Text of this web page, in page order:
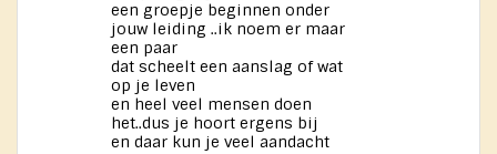
een groepje beginnen onder
jouw leiding ..ik noem er maar
een paar
dat scheelt een aanslag of wat
op je leven
en heel veel mensen doen
het..dus je hoort ergens bij
en daar kun je veel aandacht